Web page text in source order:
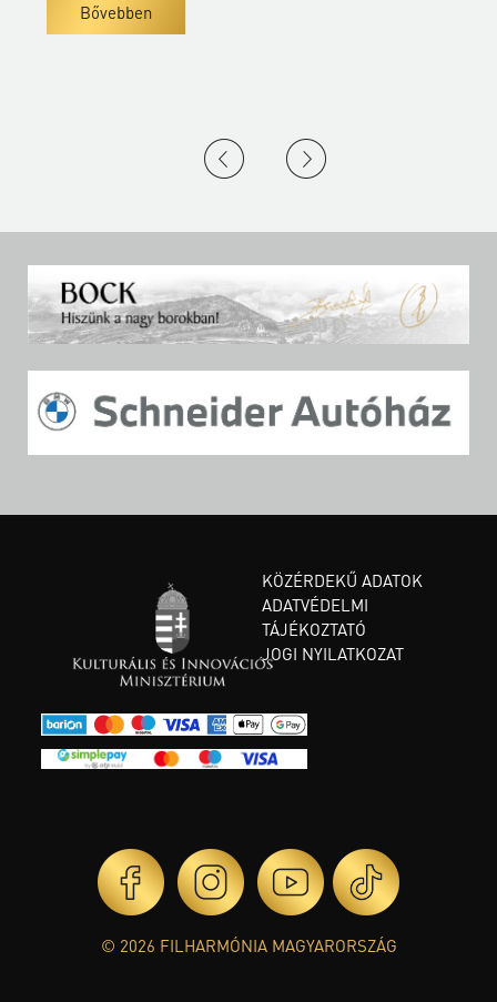
Bővebben
KÖZÉRDEKŰ ADATOK
ADATVÉDELMI
TÁJÉKOZTATÓ
JOGI NYILATKOZAT
© 2026 FILHARMÓNIA MAGYARORSZÁG